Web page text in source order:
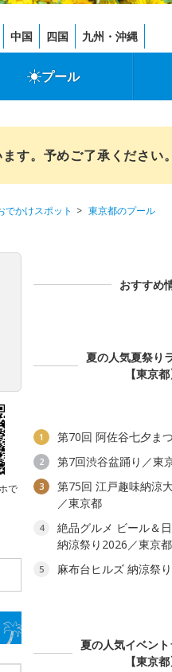
中国 四国 九州・沖縄
プール
す。予めご了承ください。
でかけスポット
東京都のプール
で
おすすめ
夏の人気夏祭り
【東京都
1 第70回 阿佐谷七夕ま
2 第7回渋谷盆踊り／東
3
第75回 江戸趣味納涼
／東京都
4
絶品グルメ ビール＆
納涼祭り2026／東京都
5
麻布台ヒルズ 納涼祭
夏の人気イベン
【東京都